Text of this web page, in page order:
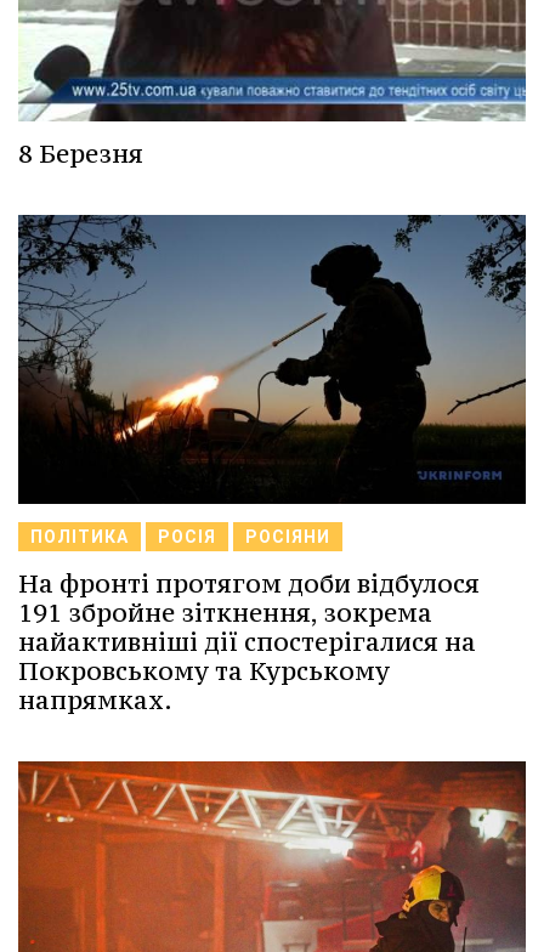
8 Березня
ПОЛІТИКА РОСІЯ РОСІЯНИ
На фронті протягом доби відбулося
191 збройне зіткнення, зокрема
найактивніші дії спостерігалися на
Покровському та Курському
напрямках.